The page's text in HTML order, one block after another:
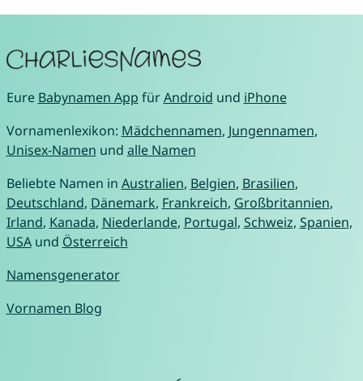
Eure Babynamen App fürAndroid und iPhone
Vornamenlexikon: Mädchennamen, Jungennamen,
Unisex-Namen und alle Namen
Beliebte Namen in Australien, Belgien, Brasilien,
Deutschland, Dänemark, Frankreich, Großbritannien,
Irland, Kanada, Niederlande, Portugal, Schweiz, Spanien,
USAund Österreich
Namensgenerator
Vornamen Blog